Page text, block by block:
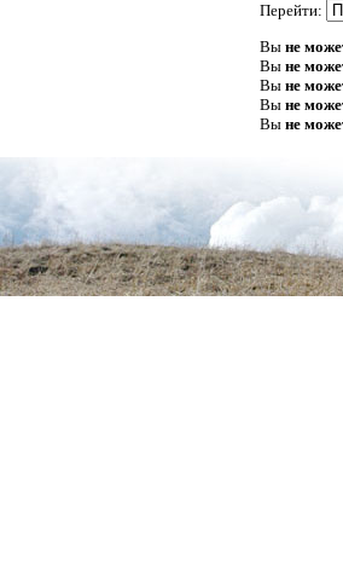
Перейти:
Вы не
Вы не
Вы не
Вы не
Вы не